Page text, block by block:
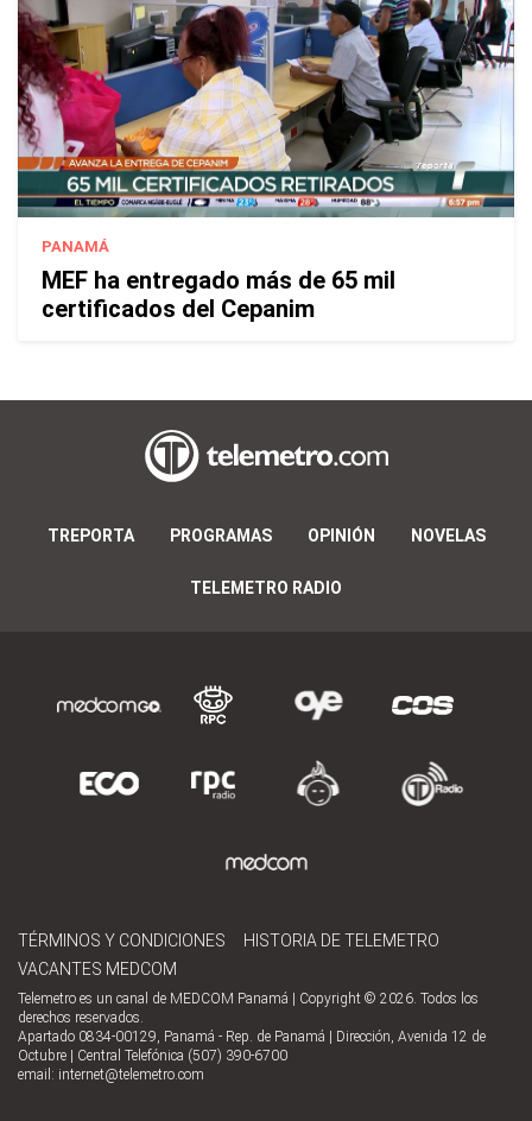
PANAMÁ
MEF ha entregado más de 65 mil
certificados del Cepanim
TREPORTA PROGRAMAS OPINIÓN NOVELAS
TELEMETRO RADIO
TÉRMINOS Y CONDICIONES
HISTORIA DE TELEMETRO
VACANTES MEDCOM
Telemetro es un canal de MEDCOM Panamá | Copyright © 2026. Todos los
derechos reservados.
Apartado 0834-00129, Panamá - Rep. de Panamá | Dirección, Avenida 12 de
Octubre | Central Telefónica (507) 390-6700
email: internet@telemetro.com